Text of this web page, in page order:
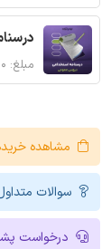
مبلغ: ۶۳۸,۰۰۰ تومان
مشاهده
سوالات
درخواست